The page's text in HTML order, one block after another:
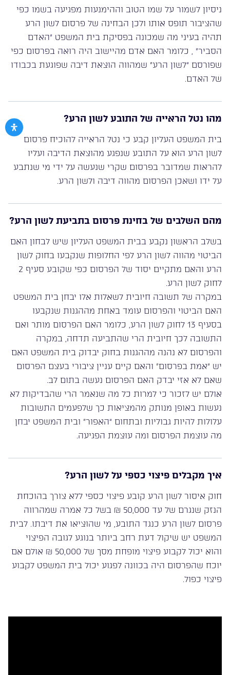
ניסיון לשמור על שמו הטוב וההימנעות מפגיעה בשמו כפי
שהציבור תופס אותו ולכן הבחינה של פרסום לשון הרע
תהיה בעיני מה שמכונה בפסיקת בית המשפט “האדם
הסביר” , כלומר האם אדם מהיישוב היה רואה בפרסום כפי
שפורסם “לשון הרע” שמהווה הוצאת דיבה שפוגעת בכבודו
של האדם.
מהו נטל הראייה של התובע לשון הרע?
בית המשפט העליון קבע כי נטל הראייה להוכיח פרסום
לשון הרע הוא על התובע שנפגע מהוצאת הדיבה ועליו
להראות שמדובר בפרסום שקרי שנעשה על ידי מי שנתבע
על ידו ושאכן הפרסום מהווה דיבה ולשון הרע.
מהם השלבים של בחינת פרסום בתביעת לשון הרע?
בשלב הראשון נקבע בבית המשפט העליון שיש לבחון האם
הביטוי מהווה לשון הרע לפי החלופות שנקבעו בחוק לשון
הרע והאם מתקיים יסוד של הפרסום כפי שקובע סעיף 2
לחוק לשון הרע.
במקרה של תשובה חיובית לשאלות אלו יבחן בית המשפט
האם הביטוי והפרסום עומד באחת מההגנות שנקבעו
בסעיף 13 לחוק לשון הרע, כלומר האם הפרסום מותר ואם
התשובה לכך חיובית הרי שהתביעה תדחה, במקרה
והפרסום לא נהנה מההגנות בחוק יבדוק בית המשפט האם
יש “אמת בפרסום” והאם קיים עניין ציבורי בעצם הפרסום
שאם לא אזי יבדק האם הפרסום נעשה בתום לב.
אולם יש לזכור כי למרות כל מה שנאמר הרי שהבדיקות לא
נעשות באופן מנותק מהמציאות כך שלפעמים התשובות
עלולות להיות גבוליות ובתחום “האפור” ובית המשפט יבחן
מה עוצמת הפרסום ומה עוצמת הפגיעה.
איך מקבלים פיצוי כספי על לשון הרע?
חוק איסור לשון הרע קובע פיצוי כספי ללא צורך בהוכחת
הנזק שנגרם של עד 50,000 ₪ בשל כל אמרה שמהרווה
פרסום לשון הרע כנגד התובע, מי שהוציאו את דיבתו. לבית
המשפט יש שיקול דעת רחב ביותר בנוגע לגובה הפיצוי
והוא יכול לקבוע פיצוי מופחת מסך של 50,000 ₪ אולם אם
יוכח שהפרסום היה בכוונה לפגוע יכול בית המשפט לקבוע
פיצוי כפול.